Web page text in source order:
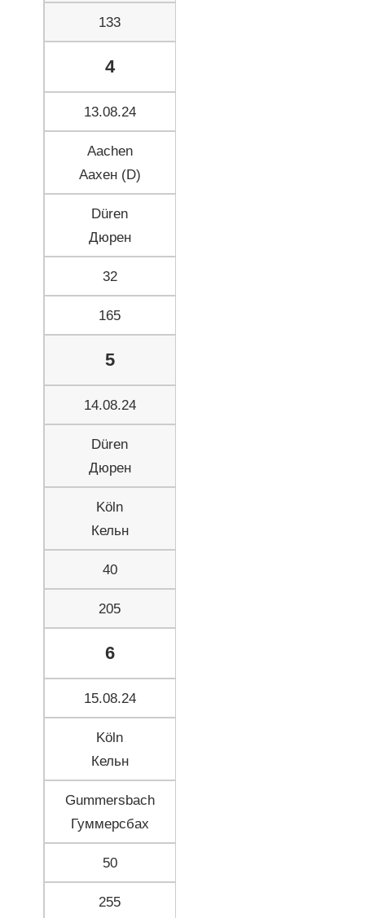
133
4
13.08.24
Aachen
Аахен (D)
Düren
Дюрен
32
165
5
14.08.24
Düren
Дюрен
Köln
Кельн
40
205
6
15.08.24
Köln
Кельн
Gummersbach
Гуммерсбах
50
255